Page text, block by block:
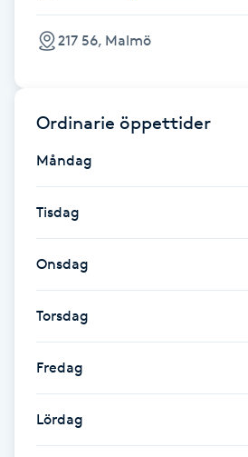
Funktionsanalys
Föning
Gel naglar
Gelenaglar
Gellack
Gellack med förstärkning
Gravidmassage
Gravidyoga
217 56, Malmö
Ordinarie öppettider
Måndag
Tisdag
Onsdag
Torsdag
Fredag
Lördag